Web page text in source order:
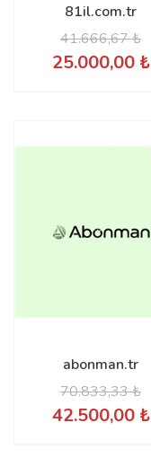
81il.com.tr
41.666,67 ₺
25.000,00 ₺
abonman.tr
70.833,33 ₺
42.500,00 ₺